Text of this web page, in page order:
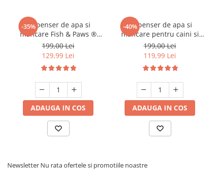
-35%
Dispenser de apa si
mancare Fish & Paws ®
pentru caini si pisici, 2 in 1
responsabil pentru
distribuirea hranei si apei
animalului tau de
companie, nontoxic, usor
de curatat, 3.8L, Set, Gri
199,00 Lei
129,99 Lei
ADAUGA IN COS
-40%
Dispenser de apa si
mancare pentru caini si
pisici, set 2 in 1, cu
capacitate mare si dozare
precisa, nontoxic, usor de
curatat, 3.8L, Set, Alb, Fish
& Paws ®
199,00 Lei
119,99 Lei
ADAUGA IN COS
Newsletter Nu rata ofertele si promotiile noastre